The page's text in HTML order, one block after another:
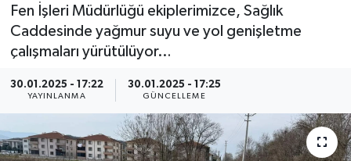
Fen İşleri Müdürlüğü ekiplerimizce, Sağlık
Caddesinde yağmur suyu ve yol genişletme
çalışmaları yürütülüyor…
30.01.2025 - 17:22
YAYINLANMA
30.01.2025 - 17:25
GÜNCELLEME
EKONOMİ
Son Dakika Haberleri